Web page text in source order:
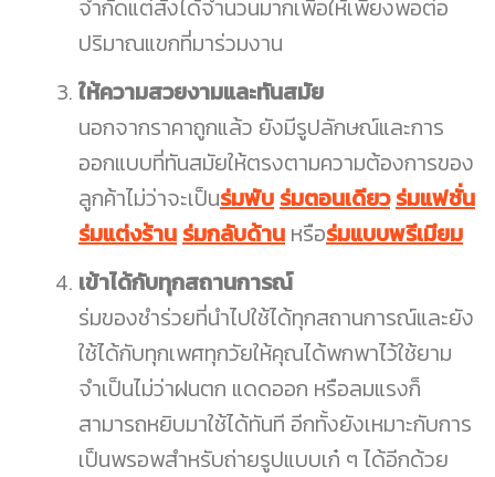
จำกัดแต่สั่งได้จำนวนมากเพื่อให้เพียงพอต่อ
ปริมาณแขกที่มาร่วมงาน
ให้ความสวยงามและทันสมัย
นอกจากราคาถูกแล้ว ยังมีรูปลักษณ์และการ
ออกแบบที่ทันสมัยให้ตรงตามความต้องการของ
ลูกค้าไม่ว่าจะเป็นร่มพับร่มตอนเดียวร่มแฟชั่น
ร่มแต่งร้านร่มกลับด้าน หรือร่มแบบพรีเมียม
เข้าได้กับทุกสถานการณ์
ร่มของชำร่วยที่นำไปใช้ได้ทุกสถานการณ์และยัง
ใช้ได้กับทุกเพศทุกวัยให้คุณได้พกพาไว้ใช้ยาม
จำเป็นไม่ว่าฝนตก แดดออก หรือลมแรงก็
สามารถหยิบมาใช้ได้ทันที อีกทั้งยังเหมาะกับการ
เป็นพรอพสำหรับถ่ายรูปแบบเก๋ ๆ ได้อีกด้วย